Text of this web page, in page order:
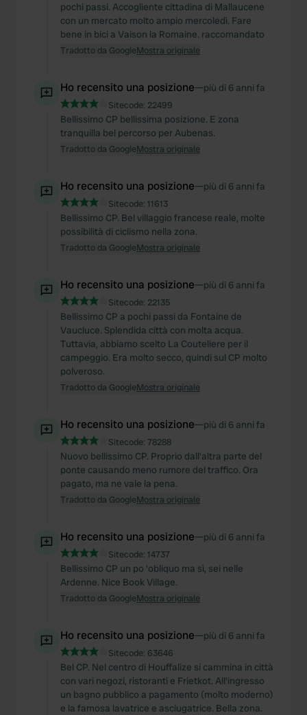
pochi passi. Accogliente cittadina di Mallaucene
con un mercato molto ampio mercoledì. Fare
bene in bici a Vaison la Romaine. raccomandato
Tradotto da GoogleMostra originale
Ho recensito una posizione—più di 6 anni fa
Sitecode: 22499
Bellissimo CP bellissima posizione. E zona
tranquilla bel percorso per Aubenas.
Tradotto da GoogleMostra originale
Ho recensito una posizione—più di 6 anni fa
Sitecode: 11613
Bellissimo CP. Bel villaggio francese reale, molte
possibilità di ciclismo nella zona.
Tradotto da GoogleMostra originale
Ho recensito una posizione—più di 6 anni fa
Sitecode: 22135
Bellissimo CP a pochi passi da Fontaine de
Vaucluce. Splendida città con molta acqua.
Tuttavia, abbiamo scelto La Couteliere per il
campeggio. Era molto secco, quindi sul CP molto
polveroso.
Tradotto da GoogleMostra originale
Ho recensito una posizione—più di 6 anni fa
Sitecode: 78288
Nuovo bellissimo CP. Proprio dall'altra parte del
ponte causando meno rumore del traffico. Ora
pagato, ma ne vale la pena.
Tradotto da GoogleMostra originale
Ho recensito una posizione—più di 6 anni fa
Sitecode: 14737
Bellissimo CP un po 'obliquo ma sì, sei nelle
Ardenne. Nice Book Village.
Tradotto da GoogleMostra originale
Ho recensito una posizione—più di 6 anni fa
Sitecode: 63646
Bel CP. Nel centro di Houffalize si cammina in città
con vari negozi, ristoranti e Frietkot. All'ingresso
un bagno pubblico a pagamento (molto moderno)
e la famosa lavatrice e asciugatrice. Bella zona.